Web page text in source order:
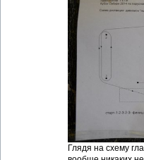
Глядя на схему